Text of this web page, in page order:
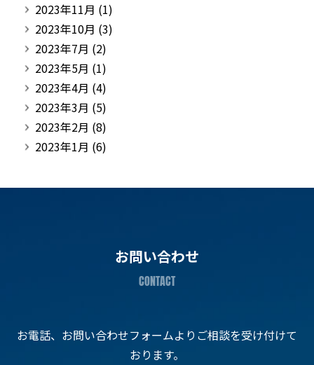
2023年11月 (1)
2023年10月 (3)
2023年7月 (2)
2023年5月 (1)
2023年4月 (4)
2023年3月 (5)
2023年2月 (8)
2023年1月 (6)
お問い合わせ
お電話、お問い合わせフォームよりご相談を受け付けて
おります。